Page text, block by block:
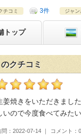
チコミ 3件 ジャン
トップ
のクチコミ
のらんぷおすすめ度：
姜焼きをいただきまし
いので今度食べてみたい
問 2022-07-14 コメント